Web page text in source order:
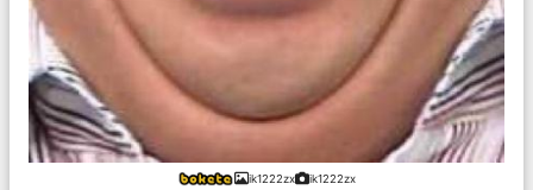
ik1222zx ik1222zx